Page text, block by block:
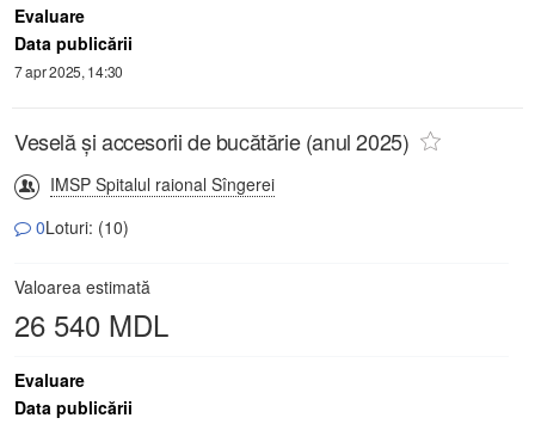
Evaluare
Data publicării
7 apr 2025, 14:30
Veselă și accesorii de bucătărie (anul 2025)
IMSP Spitalul raional Sîngerei
0Loturi: (10)
Valoarea estimată
26 540 MDL
Evaluare
Data publicării